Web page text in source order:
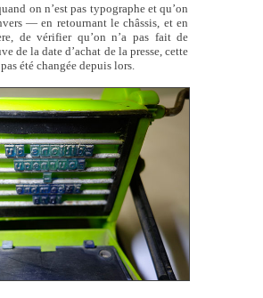
on n’est pas typographe et qu’on
— en retournant le châssis, et en
de vérifier qu’on n’a pas fait de
de la date d’achat de la presse, cette
été changée depuis lors.